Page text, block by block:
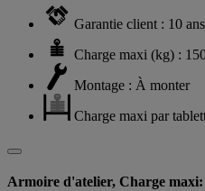
Garantie client : 10 ans
Charge maxi (kg) :
Montage : À monter
Charge maxi par
Armoire d'atelier, Charge